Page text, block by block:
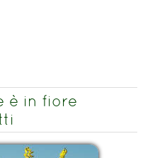
è in fiore